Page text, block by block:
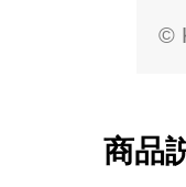
©
商品